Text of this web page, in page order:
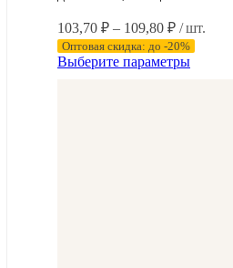
103,70 ₽ – 109,80 ₽Диапазон
цен:
103,70 ₽
/ шт.
Оптовая скидка: до -20%
Выберите параметрыЭтот